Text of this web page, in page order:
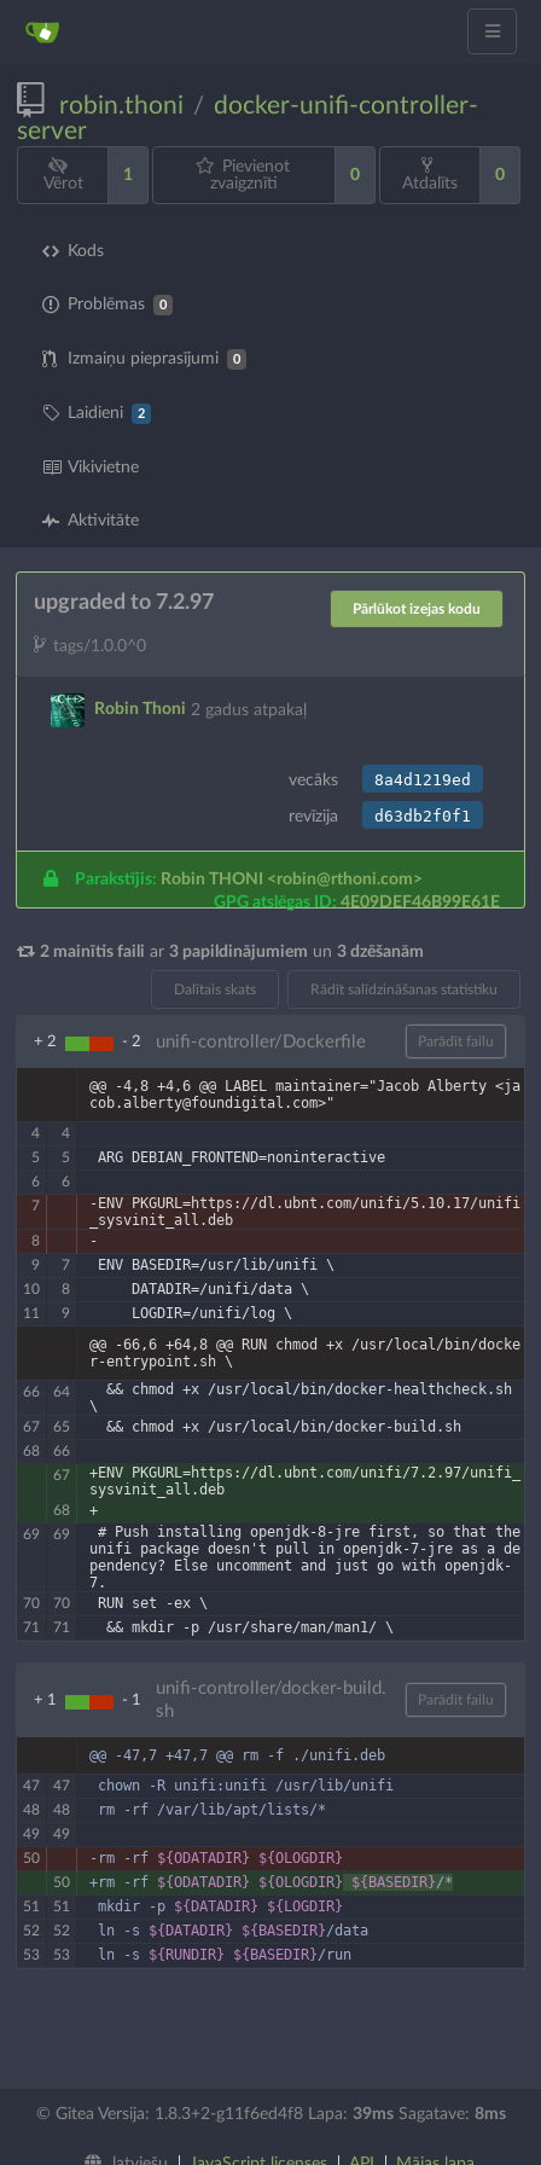
robin.thoni / docker-unifi-controller-
server
Vērot
1
Pievienot
zvaigznīti
0
Atdalīts
0
Kods
Problēmas 0
Izmaiņu pieprasījumi 0
Laidieni 2
Vikivietne
Aktivitāte
Pārlūkot izejas kodu
upgraded to 7.2.97
tags/1.0.0^0
Robin Thoni 2 gadus atpakaļ
vecāks 8a4d1219ed
revīzija d63db2f0f1
Parakstījis: Robin THONI
<robin@rthoni.com>
GPG atslēgas ID: 4E09DEF46B99E61E
2 mainītis faili ar 3 papildinājumiem un 3 dzēšanām
Dalītais skats Rādīt salīdzināšanas statistiku
+ 2 - 2 unifi-controller/Dockerfile Parādīt failu
@@ -4,8 +4,6 @@ LABEL maintainer="Jacob Alberty <ja
cob.alberty@foundigital.com>"
4
4
5
5 ARG DEBIAN_FRONTEND=noninteractive
6
6
7
-ENV PKGURL=https://dl.ubnt.com/unifi/5.10.17/unifi
_sysvinit_all.deb
8 -
9 7 ENV BASEDIR=/usr/lib/unifi \
10 8
     DATADIR=/unifi/data \
11 9
     LOGDIR=/unifi/log \
@@ -66,6 +64,8 @@ RUN chmod +x /usr/local/bin/docke
r-entrypoint.sh \
66 64
\
67 65
  && chmod +x /usr/local/bin/docker-build.sh
68
66
67
+ENV PKGURL=https://dl.ubnt.com/unifi/7.2.97/unifi_
sysvinit_all.deb
68 +
69 69
unifi package doesn't pull in openjdk-7-jre as a de
pendency? Else uncomment and just go with openjdk-
7.
70 70 RUN set -ex \
71 71
  && mkdir -p /usr/share/man/man1/ \
+ 1 - 1
unifi-controller/docker-build.
sh
Parādīt failu
@@ -47,7 +47,7 @@ rm -f ./unifi.deb
47 47 chown -R unifi:unifi /usr/lib/unifi
48 48 rm -rf /var/lib/apt/lists/*
49
49
50
-rm -rf ${ODATADIR} ${OLOGDIR}
50 +rm -rf ${ODATADIR} ${OLOGDIR} ${BASEDIR}/*
51 51 mkdir -p ${DATADIR} ${LOGDIR}
52 52 ln -s ${DATADIR} ${BASEDIR}/data
53 53 ln -s ${RUNDIR} ${BASEDIR}/run
© Gitea Versija: 1.8.3+2-g11f6ed4f8 Lapa: 39msSagatave: 8ms